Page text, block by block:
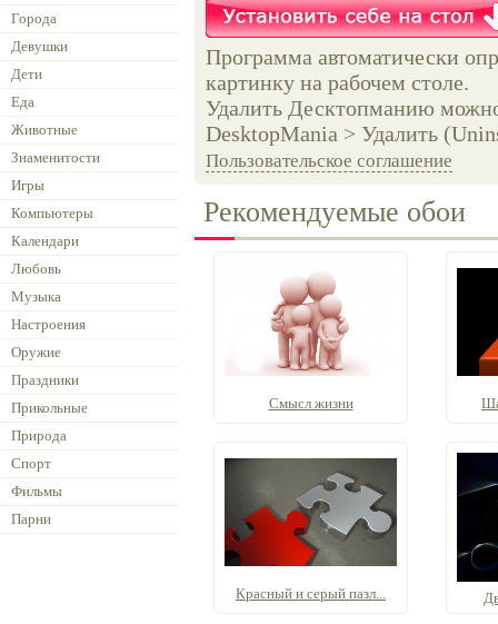
Города
Девушки
Дети
Еда
Животные
Знаменитости
Игры
Компьютеры
Календари
Любовь
Музыка
Настроения
Оружие
Праздники
Прикольные
Природа
Спорт
Фильмы
Парни
Программа автоматически
картинку на рабочем столе.
Удалить Десктопманию
DesktopMania > Удалить
Пользовательское соглашение
Рекомендуемые обои
Смысл жизни
Красный и серый пазл...